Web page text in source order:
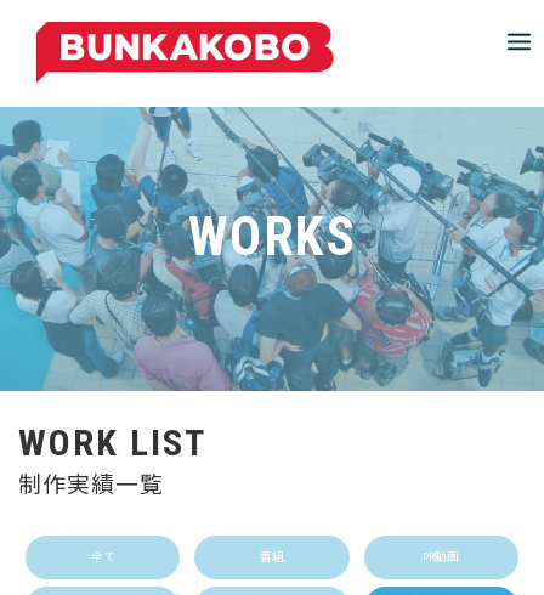
p
o
c
o
n
t
WORKS
WORK LIST
制作実績一覧
全て 番組 PR動画